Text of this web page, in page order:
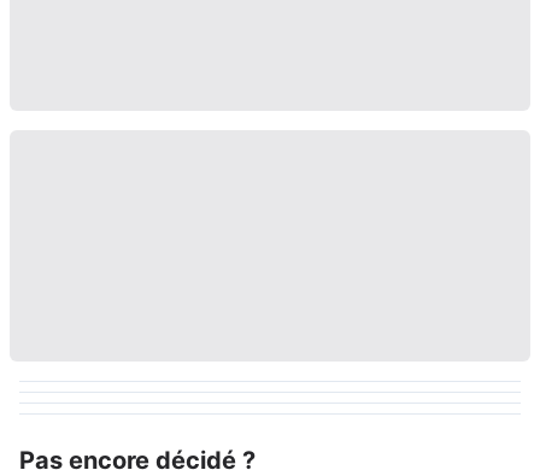
Pas encore décidé ?